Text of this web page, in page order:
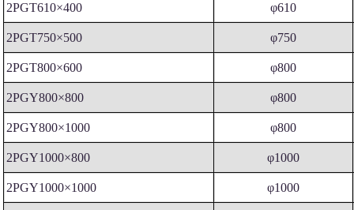
2PGT610×400 φ610
2PGT750×500 φ750
2PGT800×600 φ800
2PGY800×800 φ800
2PGY800×1000 φ800
2PGY1000×800 φ1000
2PGY1000×1000 φ1000